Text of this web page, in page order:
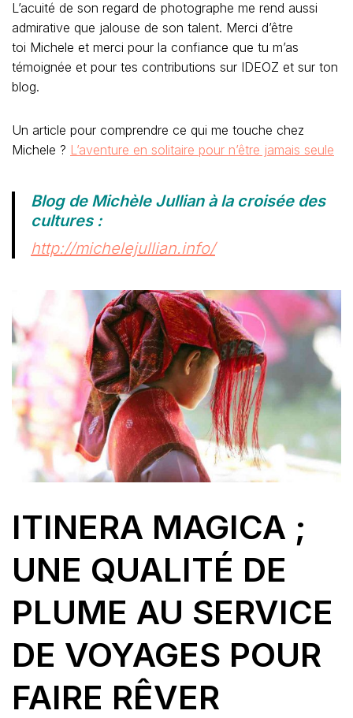
L’acuité de son regard de photographe me rend aussi
admirative que jalouse de son talent. Merci d’être
toi Michele et merci pour la confiance que tu m’as
témoignée et pour tes contributions sur IDEOZ et sur ton
blog.
Un article pour comprendre ce qui me touche chez
Michele ? L’aventure en solitaire pour n’être jamais seule
Blog de Michèle Jullian à la croisée des
cultures :
http://michelejullian.info/
ITINERA MAGICA ;
UNE QUALITÉ DE
PLUME AU SERVICE
DE VOYAGES POUR
FAIRE RÊVER